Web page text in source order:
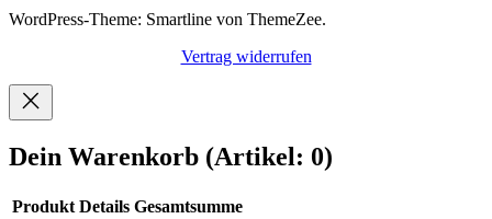
WordPress-Theme: Smartline von ThemeZee.
Vertrag widerrufen
Dein Warenkorb (Artikel: 0)
Produkt Details Gesamtsumme